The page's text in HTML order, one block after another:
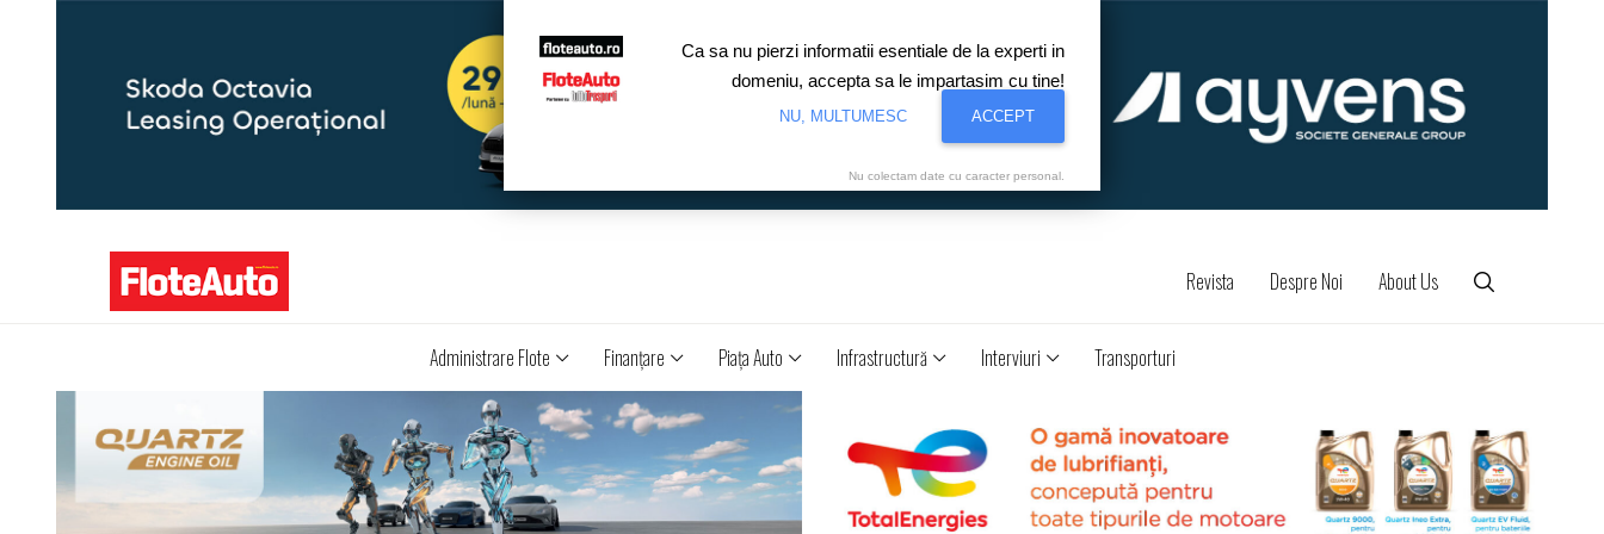
Revista Despre Noi About Us
Administrare Flote Finanţare Piaţa Auto Infrastructură Interviuri Transporturi
Ca sa nu pierzi informatii esentiale de la experti in
domeniu, accepta sa le impartasim cu tine!
NU, MULTUMESC ACCEPT
Nu colectam date cu caracter personal.